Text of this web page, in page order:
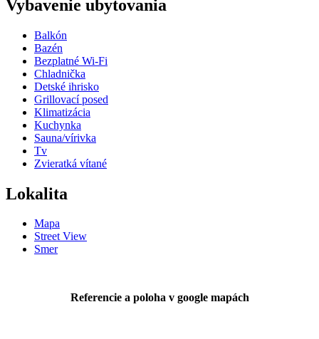
Vybavenie ubytovania
Balkón
Bazén
Bezplatné Wi-Fi
Chladnička
Detské ihrisko
Grillovací posed
Klimatizácia
Kuchynka
Sauna/vírivka
Tv
Zvieratká vítané
Lokalita
Mapa
Street View
Smer
Referencie a poloha v google mapách